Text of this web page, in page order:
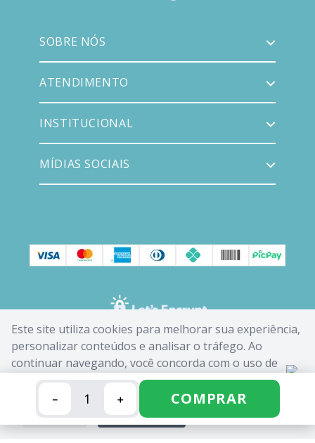
Este site utiliza cookies para melhorar sua experiência,
personalizar conteúdos e analisar o tráfego. Ao
continuar navegando, você concorda com o uso de
cookies. Saiba mais em nossaPolítica de Cookies.
ACEITAR
＋
－ COMPRAR
SOBRE NÓS
ATENDIMENTO
INSTITUCIONAL
MÍDIAS SOCIAIS